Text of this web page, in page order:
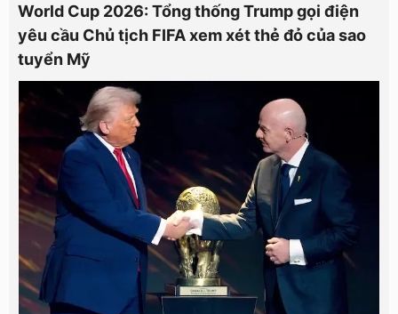
World Cup 2026: Tổng thống Trump gọi điện
yêu cầu Chủ tịch FIFA xem xét thẻ đỏ của sao
tuyển Mỹ